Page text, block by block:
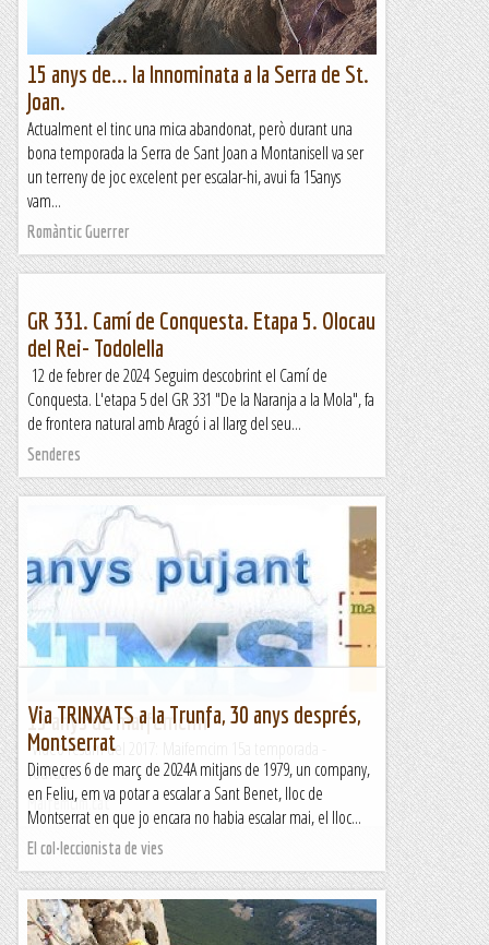
15 anys de... la Innominata a la Serra de St.
Joan.
Actualment el tinc una mica abandonat, però durant una
bona temporada la Serra de Sant Joan a Montanisell va ser
un terreny de joc excelent per escalar-hi, avui fa 15anys
vam...
Romàntic Guerrer
GR 331. Camí de Conquesta. Etapa 5. Olocau
del Rei- Todolella
12 de febrer de 2024 Seguim descobrint el Camí de
Conquesta. L'etapa 5 del GR 331 "De la Naranja a la Mola", fa
de frontera natural amb Aragó i al llarg del seu...
Senderes
15 anys de maifemcim
Vídeo resum del 2017: Maifemcim 15a temporada -
YouTube
Maifemcim.cat
Via TRINXATS a la Trunfa, 30 anys després,
Montserrat
Dimecres 6 de març de 2024A mitjans de 1979, un company,
en Feliu, em va potar a escalar a Sant Benet, lloc de
Montserrat en que jo encara no habia escalar mai, el lloc...
El col·leccionista de vies